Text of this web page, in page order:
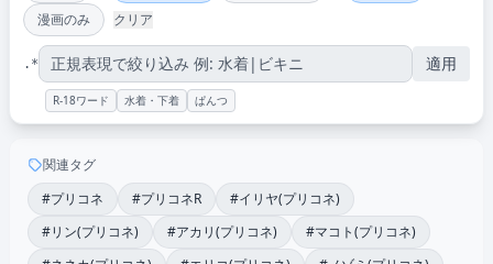
漫画のみ
クリア
.* 適用
R-18ワード 水着・下着 ぱんつ
関連タグ
#プリコネ
#プリコネR
#イリヤ(プリコネ)
#リン(プリコネ)
#アカリ(プリコネ)
#マコト(プリコネ)